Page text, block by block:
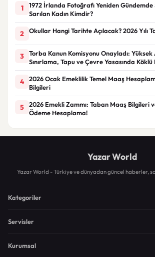
1
1972 İrlanda Fotoğrafı Yeniden Gündemde
Sarılan Kadın Kimdir?
2 Okullar Hangi Tarihte Açılacak? 2026 Yılı
3
Torba Kanun Komisyonu Onayladı:
Sınırlama, Tapu ve Çevre Yasasında
4
2026 Ocak Emeklilik Temel Maaş
Bilgileri
5
2026 Emekli Zammı: Taban Maaş Bilgileri
Ödeme Hesaplama!
Yazar World
Yazar World - Türkiye ve dünyadan güncel haberler,
Kategoriler
Servisler
Kurumsal